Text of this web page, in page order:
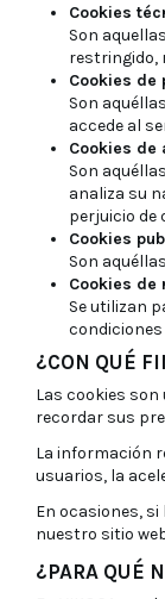
Cookies
Son
restringido,
Cookies de
Son
accede al
Cookies de
Son
analiza su
perjuicio de
Cookies
Son
Cookies de
Se utilizan
¿CON QUÉ
Las cookies
recordar sus
La información
usuarios, la
En ocasiones,
nuestro sitio
¿PARA QUÉ